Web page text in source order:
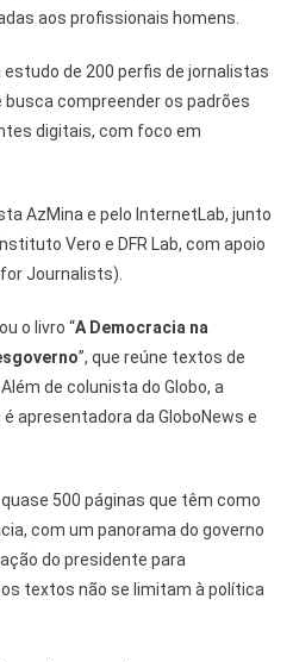
aos profissionais homens.
de 200 perfis de jornalistas
busca compreender os padrões
digitais, com foco em
AzMina e pelo InternetLab, junto
Vero e DFR Lab, com apoio
Journalists).
o livro “A Democracia na
”, que reúne textos de
de colunista do Globo, a
é apresentadora da GloboNews e
500 páginas que têm como
com um panorama do governo
do presidente para
textos não se limitam à política